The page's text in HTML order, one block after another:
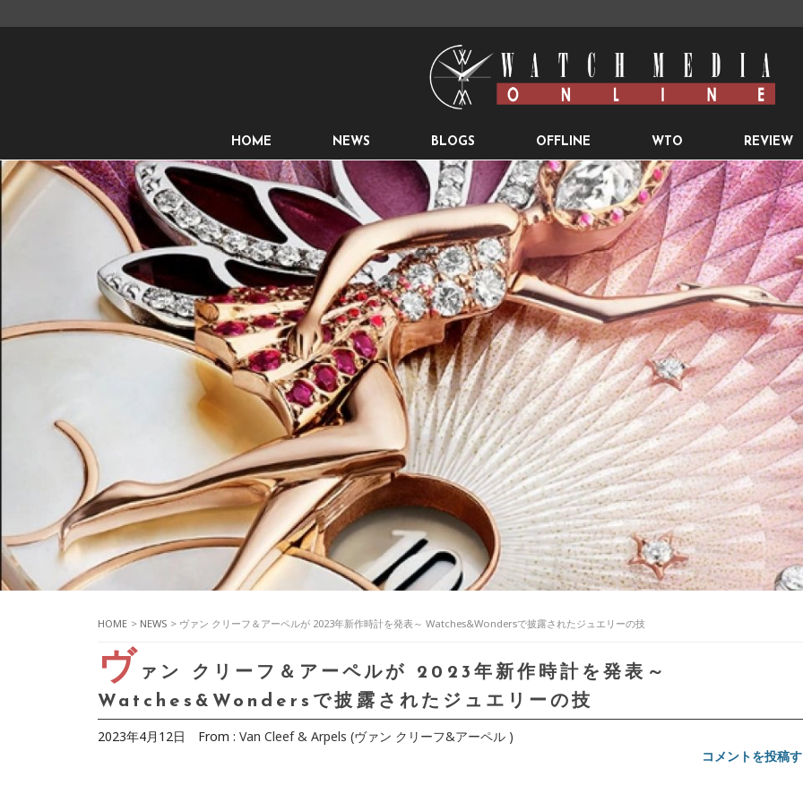
HOME NEWS BLOGS OFFLINE WTO REVIEW
HOME > NEWS > ヴァン クリーフ＆アーペルが 2023年新作時計を発表～ Watches&Wondersで披露されたジュエリーの技
ヴ ァン クリーフ＆アーペルが 2023年新作時計を発表～
Watches&Wondersで披露されたジュエリーの技
2023年4月12日 From : Van Cleef & Arpels (ヴァン クリーフ&アーペル )
コメントを投稿